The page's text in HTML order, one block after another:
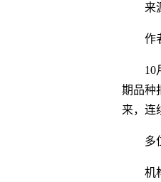
来
作
10
期品种
来，连
多
机